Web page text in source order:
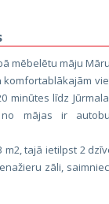
mēbelētu māju
minūtes līdz
mājas ir
tajā ietilpst 2
zāli,